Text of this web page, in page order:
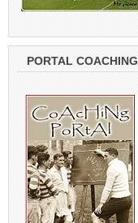
PORTAL COACHING